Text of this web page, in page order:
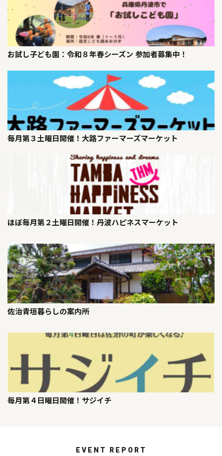
お試し子ども園：令和８年春シーズン 参加者募集中！
毎月第３土曜日開催！大路ファーマーズマーケット
ほぼ毎月第２土曜日開催！丹波ハピネスマーケット
佐治青垣暮らしの案内所
毎月第４日曜日開催！サジイチ
EVENT REPORT